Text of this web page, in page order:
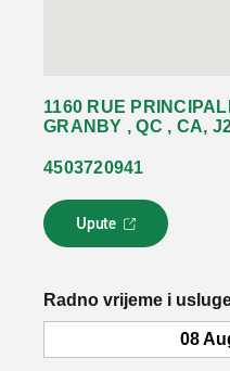
1160 RUE
GRANBY , QC , CA,
4503720941
Upute
L
i
k
o
Radno vrijeme i
08